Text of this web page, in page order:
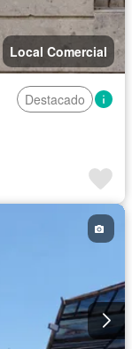
Local Comercial
Destacado